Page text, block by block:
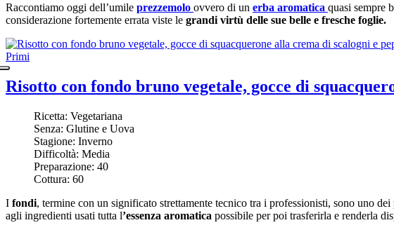
Raccontiamo oggi dell’umile prezzemolo ovvero di un erba aromatica quasi sempre
considerazione fortemente errata viste le grandi virtù delle sue belle e fresche foglie.
Primi
Risotto con fondo bruno vegetale, gocce di
Ricetta: Vegetariana
Senza: Glutine e Uova
Stagione: Inverno
Difficoltà: Media
Preparazione: 40
Cottura: 60
I fondi, termine con un significato strettamente tecnico tra i professionisti, sono uno
agli ingredienti usati tutta l’essenza aromatica possibile per poi trasferirla e renderla